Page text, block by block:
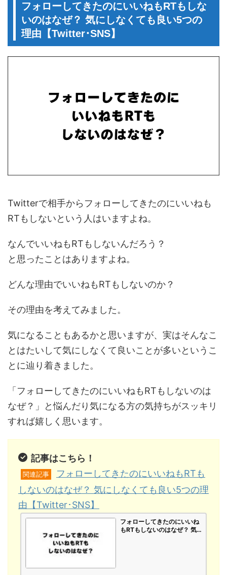
フォローしてきたのにいいねもRTもしな
いのはなぜ？ 気にしなくても良い5つの
理由【Twitter･SNS】
Twitterで相手からフォローしてきたのにいいねも
RTもしないという人はいますよね。
なんでいいねもRTもしないんだろう？
と思ったことはありますよね。
どんな理由でいいねもRTもしないのか？
その理由を考えてみました。
気になることもあるかと思いますが、実はそんなこ
とはたいして気にしなくて良いことが多いというこ
とに辿り着きました。
「フォローしてきたのにいいねもRTもしないのは
なぜ？」と悩んだり気になる方の気持ちがスッキリ
すれば嬉しく思います。
記事はこちら！
関連記事
フォローしてきたのにいいねもRTも
しないのはなぜ？ 気にしなくても良い5つの理
由【Twitter･SNS】
フォローしてきたのにいいね
もRTもしないのはなぜ？ 気